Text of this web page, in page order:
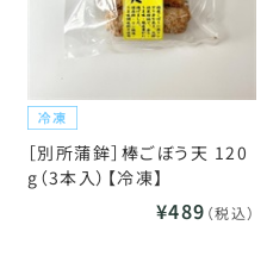
［別所蒲鉾］棒ごぼう天 120
g（3本入）【冷凍】
¥489 （税込）